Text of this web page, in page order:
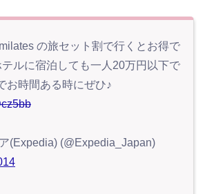
の旅セット割で行くとお得で
ルに宿泊しても一人20万円以下で
お時間ある時にぜひ♪
(Expedia) (@Expedia_Japan)